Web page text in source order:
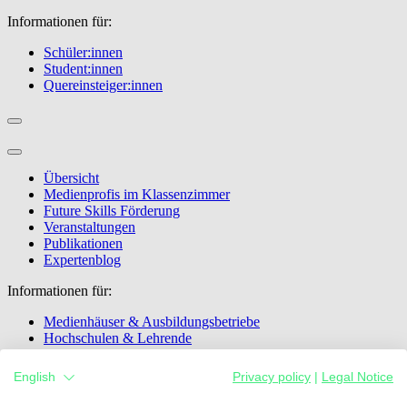
Informationen für:
Schüler:innen
Student:innen
Quereinsteiger:innen
Übersicht
Medienprofis im Klassenzimmer
Future Skills Förderung
Veranstaltungen
Publikationen
Expertenblog
Informationen für:
Medienhäuser & Ausbildungsbetriebe
Hochschulen & Lehrende
Ausbildungsbetrieb werden
Lehrer:innen
English Privacy policy
Legal Notice